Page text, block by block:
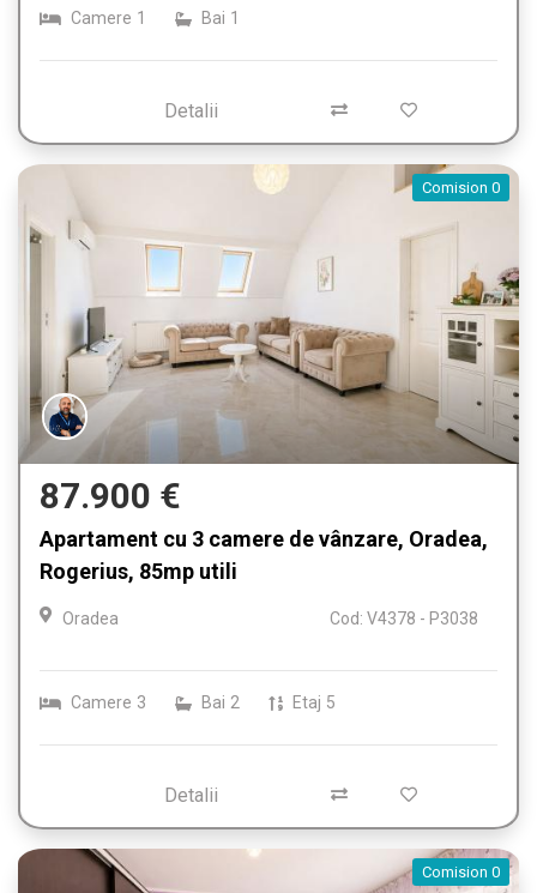
Camere 1 Bai 1
Detalii
Comision 0
87.900 €
Apartament cu 3 camere de vânzare, Oradea,
Rogerius, 85mp utili
Oradea Cod: V4378 - P3038
Camere 3 Bai 2 Etaj 5
Detalii
Comision 0